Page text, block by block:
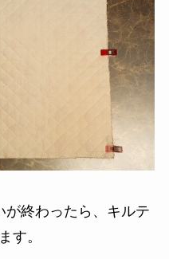
終わったら、キルテ
す。